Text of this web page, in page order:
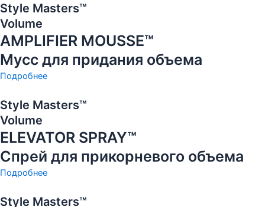
Style Masters™
Volume
AMPLIFIER MOUSSE™
Мусс для придания объема
Подробнее
Style Masters™
Volume
ELEVATOR SPRAY™
Спрей для прикорневого объема
Подробнее
Style Masters™